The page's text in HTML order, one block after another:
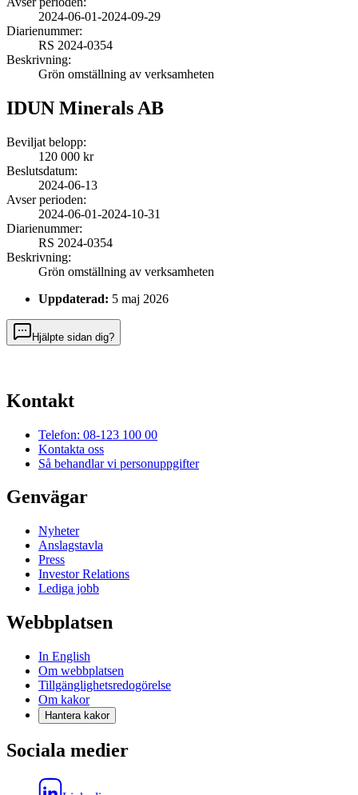
2024-06-01-2024-09-29
Diarienummer:
RS 2024-0354
Beskrivning:
Grön omställning av verksamheten
IDUN Minerals AB
Beviljat belopp:
120 000 kr
Beslutsdatum:
2024-06-13
Avser perioden:
2024-06-01-2024-10-31
Diarienummer:
RS 2024-0354
Beskrivning:
Grön omställning av verksamheten
Uppdaterad: 5 maj 2026
Hjälpte sidan dig?
Kontakt
Telefon: 08-123 100 00
Kontakta oss
Så behandlar vi personuppgifter
Genvägar
Nyheter
Anslagstavla
Press
Investor Relations
Lediga jobb
Webbplatsen
In English
Om webbplatsen
Tillgänglighetsredogörelse
Om kakor
Hantera kakor
Sociala medier